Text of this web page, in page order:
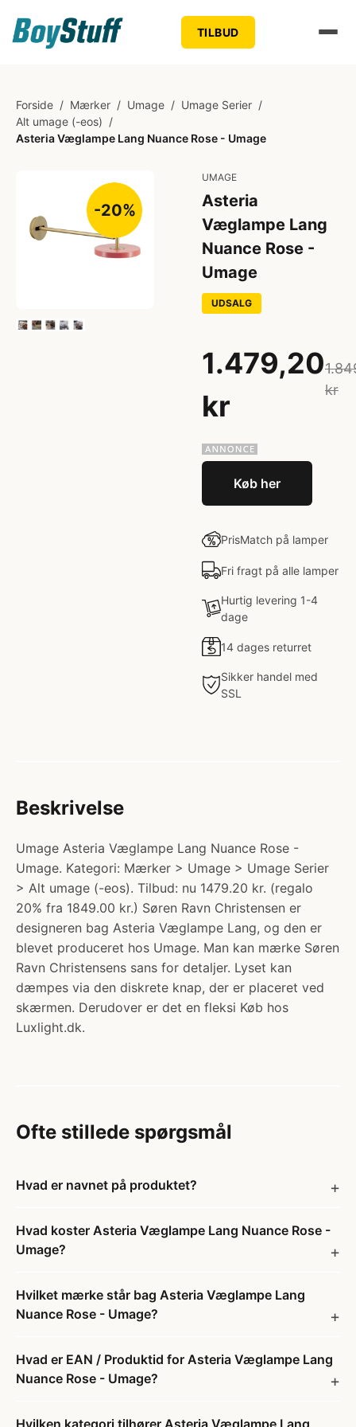
TILBUD
Forside / Mærker / Umage / Umage Serier /
Alt umage (-eos) /
Asteria Væglampe Lang Nuance Rose - Umage
-20%
UMAGE
Asteria
Væglampe Lang
Nuance Rose -
Umage
UDSALG
1.479,20
kr
kr
Køb her
PrisMatch på lamper
Fri fragt på alle lamper
Hurtig levering 1-4
dage
14 dages returret
Sikker handel med
SSL
Beskrivelse
Umage Asteria Væglampe Lang Nuance Rose -
Umage. Kategori: Mærker > Umage > Umage Serier
> Alt umage (-eos). Tilbud: nu 1479.20 kr. (regalo
20% fra 1849.00 kr.) Søren Ravn Christensen er
designeren bag Asteria Væglampe Lang, og den er
blevet produceret hos Umage. Man kan mærke Søren
Ravn Christensens sans for detaljer. Lyset kan
dæmpes via den diskrete knap, der er placeret ved
skærmen. Derudover er det en fleksi Køb hos
Luxlight.dk.
Ofte stillede spørgsmål
Hvad er navnet på produktet?
Hvad koster Asteria Væglampe Lang Nuance Rose -
Umage?
Hvilket mærke står bag Asteria Væglampe Lang
Nuance Rose - Umage?
Hvad er EAN / Produktid for Asteria Væglampe Lang
Nuance Rose - Umage?
Hvilken kategori tilhører Asteria Væglampe Lang